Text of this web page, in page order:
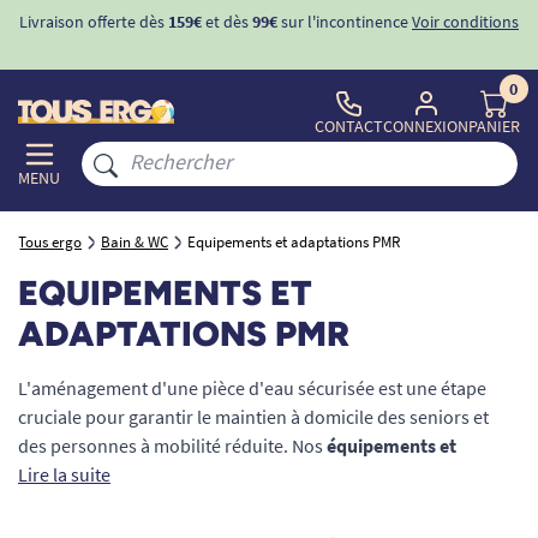
-10%avec le code "BIENVENUE" pourla 1ère commande
MENU
CONTACTCONNEXION
0
PANIER
Tous ergo Bain & WC Equipements et adaptations PMR
EQUIPEMENTS ET
ADAPTATIONS PMR
L'aménagement d'une pièce d'eau sécurisée est une étape
cruciale pour garantir le maintien à domicile des seniors et
des personnes à mobilité réduite. Nos équipements et
adaptations PMR
Conçus pour prévenir les risques de chute et faciliter le travail
Lire la suite